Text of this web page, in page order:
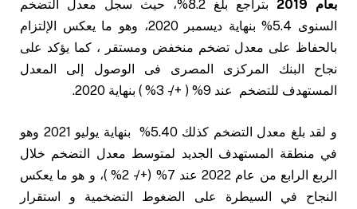
بعام 2019
بتراجع بلغ 8.2%، حيث سجل معدل التضخم
السنوى 5.4% بنهاية ديسمبر 2020، وهو ما يعكس الإلتزام
بالحفاظ على معدل تضخم منخفض ومستقر ، كما يؤكد على
نجاح البنك المركزى المصرى فى الوصول إلى المعدل
المستهدف للتضخم عند 9% ( +/- 3% ) بنهاية 2020.
و لقد بلغ معدل التضخم كذلك 5.40% بنهاية يوليو 2021 وهو
في منطقة المستهدف الجديد لمتوسط معدل التضخم خلال
الربع الرابع من عام 2022 عند 7% (+/- 2% )، و هو ما يعكس
النجاح في السيطرة على الضغوط التضخمية و استقرار